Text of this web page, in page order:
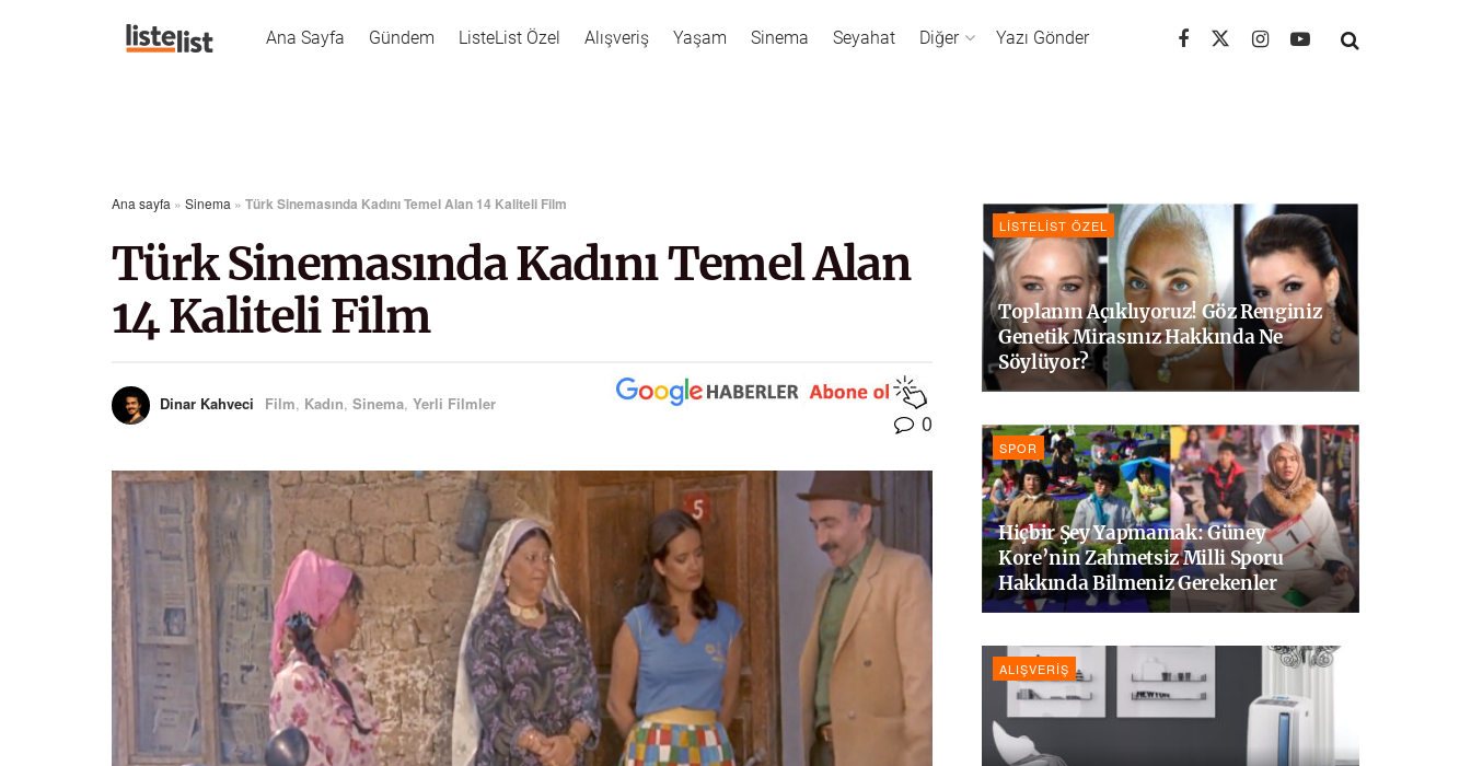
Ana Sayfa Gündem ListeList Özel Alışveriş Yaşam Sinema Seyahat Diğer Yazı Gönder
Ana sayfa » Sinema » Türk Sinemasında Kadını Temel Alan 14 Kaliteli Film
Türk Sinemasında Kadını Temel Alan
14 Kaliteli Film
Dinar Kahveci Film, Kadın, Sinema, Yerli Filmler
0
LISTELIST ÖZEL
Toplanın Açıklıyoruz! Göz Renginiz
Genetik Mirasınız Hakkında Ne
Söylüyor?
SPOR
Hiçbir Şey Yapmamak: Güney
Kore’nin Zahmetsiz Milli Sporu
Hakkında Bilmeniz Gerekenler
ALIŞVERIŞ